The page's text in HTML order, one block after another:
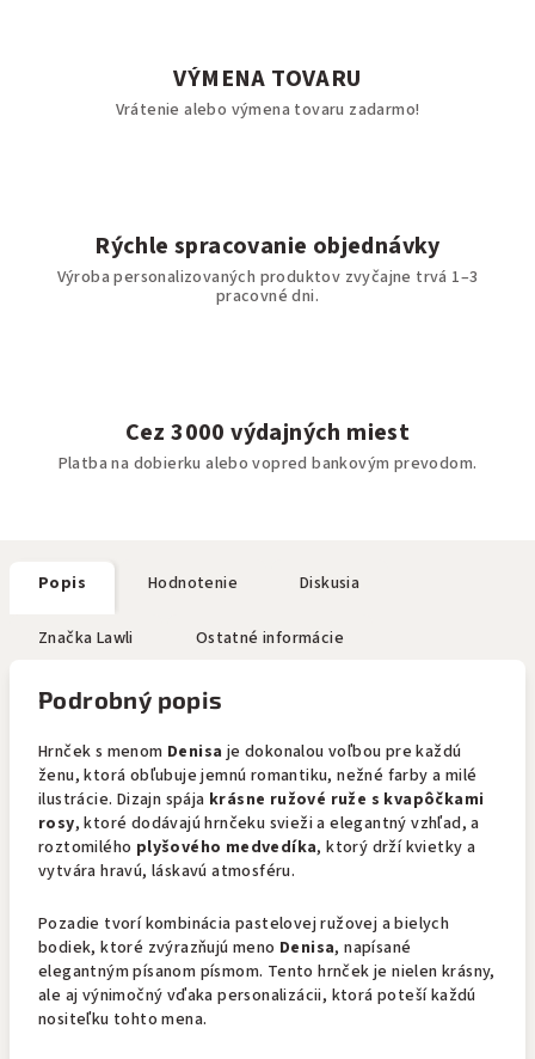
VÝMENA TOVARU
Vrátenie alebo výmena tovaru zadarmo!
Rýchle spracovanie objednávky
Výroba personalizovaných produktov zvyčajne trvá 1–3
pracovné dni.
Cez 3000 výdajných miest
Platba na dobierku alebo vopred bankovým prevodom.
Popis Hodnotenie Diskusia
Značka Lawli Ostatné informácie
Podrobný popis
Hrnček s menom Denisa je dokonalou voľbou pre každú
ženu, ktorá obľubuje jemnú romantiku, nežné farby a milé
ilustrácie. Dizajn spája krásne ružové ruže s kvapôčkami
rosy, ktoré dodávajú hrnčeku svieži a elegantný vzhľad, a
roztomilého plyšového medvedíka, ktorý drží kvietky a
vytvára hravú, láskavú atmosféru.
Pozadie tvorí kombinácia pastelovej ružovej a bielych
bodiek, ktoré zvýrazňujú meno Denisa, napísané
elegantným písanom písmom. Tento hrnček je nielen krásny,
ale aj výnimočný vďaka personalizácii, ktorá poteší každú
nositeľku tohto mena.